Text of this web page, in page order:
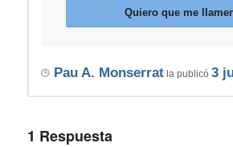
Quiero que me
Pau A. Monserratla publicó 3
1 Respuesta